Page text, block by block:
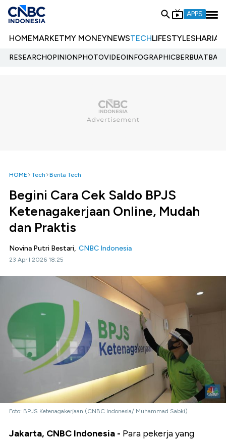
APPS
HOMEMARKETMY MONEYNEWSTECHLIFESTYLESHARIA
RESEARCHOPINIONPHOTOVIDEOINFOGRAPHIC
HOME Tech Berita Tech
Begini Cara Cek Saldo BPJS
Ketenagakerjaan Online, Mudah
dan Praktis
Novina Putri Bestari, CNBC Indonesia
23 April 2026 18:25
Foto: BPJS Ketenagakerjaan (CNBC Indonesia/ Muhammad Sabki)
Jakarta, CNBC Indonesia - Para pekerja yang